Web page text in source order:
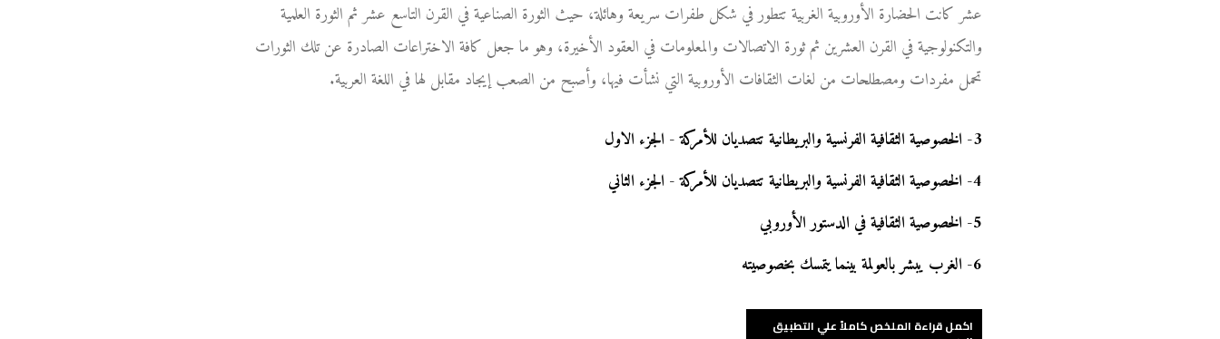
عشر كانت الحضارة الأوروبية الغربية تتطور في شكل طفرات سريعة وهائلة، حيث الثورة الصناعية في القرن التاسع عشر ثم الثورة العلمية
والتكنولوجية في القرن العشرين ثم ثورة الاتصالات والمعلومات في العقود الأخيرة، وهو ما جعل كافة الاختراعات الصادرة عن تلك الثورات
تحمل مفردات ومصطلحات من لغات الثقافات الأوروبية التي نشأت فيها، وأصبح من الصعب إيجاد مقابل لها في اللغة العربية.
3
- الخصوصية الثقافية الفرنسية والبريطانية تتصديان للأمركة - الجزء الاول
4
- الخصوصية الثقافية الفرنسية والبريطانية تتصديان للأمركة - الجزء الثاني
5
- الخصوصية الثقافية في الدستور الأوروبي
6
- الغرب يبشر بالعولمة بينما يتمسك بخصوصيته
اكمل قراءة الملخص كاملاً علي التطبيق